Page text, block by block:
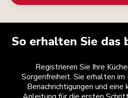
So erhalten Sie das
Registrieren Sie Ihre
Sorgenfreiheit. Sie erhalten
Benachrichtigungen und